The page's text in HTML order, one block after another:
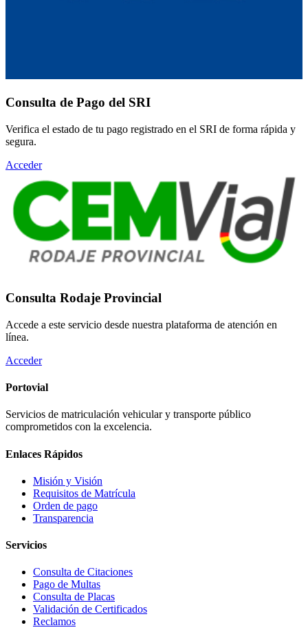
Consulta de Pago del SRI
Verifica el estado de tu pago registrado en el SRI de forma rápida y
segura.
Acceder
Consulta Rodaje Provincial
Accede a este servicio desde nuestra plataforma de atención en
línea.
Acceder
Portovial
Servicios de matriculación vehicular y transporte público
comprometidos con la excelencia.
Enlaces Rápidos
Misión y Visión
Requisitos de Matrícula
Orden de pago
Transparencia
Servicios
Consulta de Citaciones
Pago de Multas
Consulta de Placas
Validación de Certificados
Reclamos